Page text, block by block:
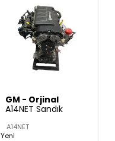
GM - Orjinal
A14NET Sandık
A14NET
Yeni